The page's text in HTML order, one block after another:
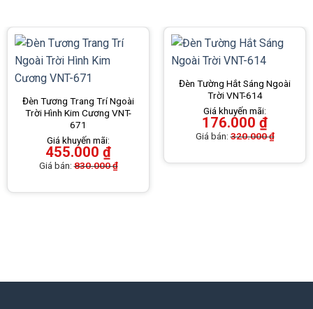
Đèn Tương Trang Trí Ngoài
Trời Hình Kim Cương VNT-
671
Giá khuyến mãi:
455.000 ₫
Giá bán:830.000₫
Đèn Tường Hắt Sáng Ngoài
Trời VNT-614
Giá khuyến mãi:
176.000 ₫
Giá bán:320.000₫